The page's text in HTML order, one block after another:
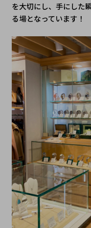
を大切にし、手にした
る場となっています！